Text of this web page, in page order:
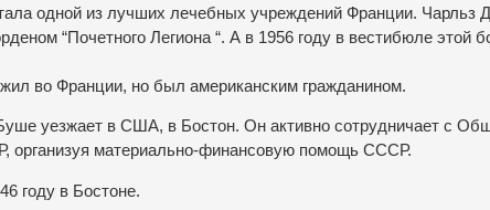
одной из лучших лечебных учреждений Франции.
“Почетного Легиона “. А в 1956 году в вестибюле этой
во Франции, но был американским гражданином.
уезжает в США, в Бостон. Он активно сотрудничает с
материально-финансовую помощь СССР.
году в Бостоне.